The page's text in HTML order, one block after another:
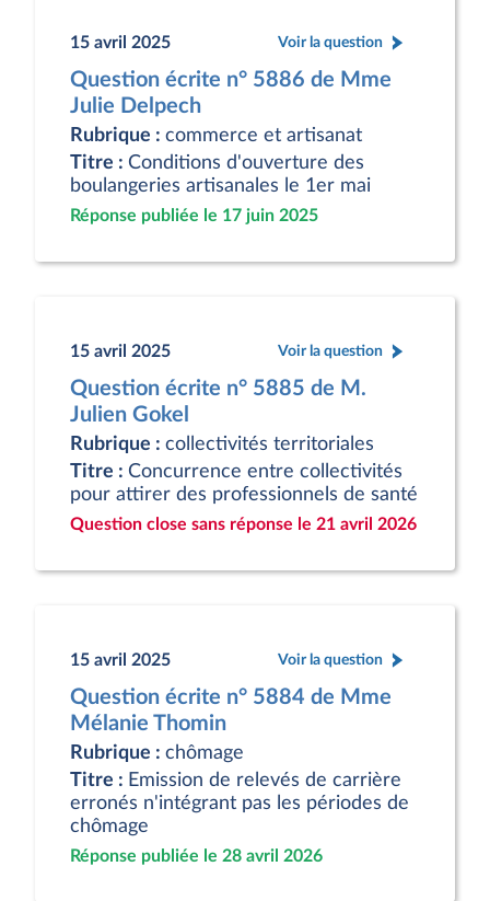
15 avril 2025 Voir la question
Question écrite n° 5886 de Mme
Julie Delpech
Rubrique : commerce et artisanat
Titre : Conditions d'ouverture des
boulangeries artisanales le 1er mai
Réponse publiée le 17 juin 2025
15 avril 2025 Voir la question
Question écrite n° 5885 de M.
Julien Gokel
Rubrique : collectivités territoriales
Titre : Concurrence entre collectivités
pour attirer des professionnels de santé
Question close sans réponse le 21 avril 2026
15 avril 2025 Voir la question
Question écrite n° 5884 de Mme
Mélanie Thomin
Rubrique : chômage
Titre : Emission de relevés de carrière
erronés n'intégrant pas les périodes de
chômage
Réponse publiée le 28 avril 2026